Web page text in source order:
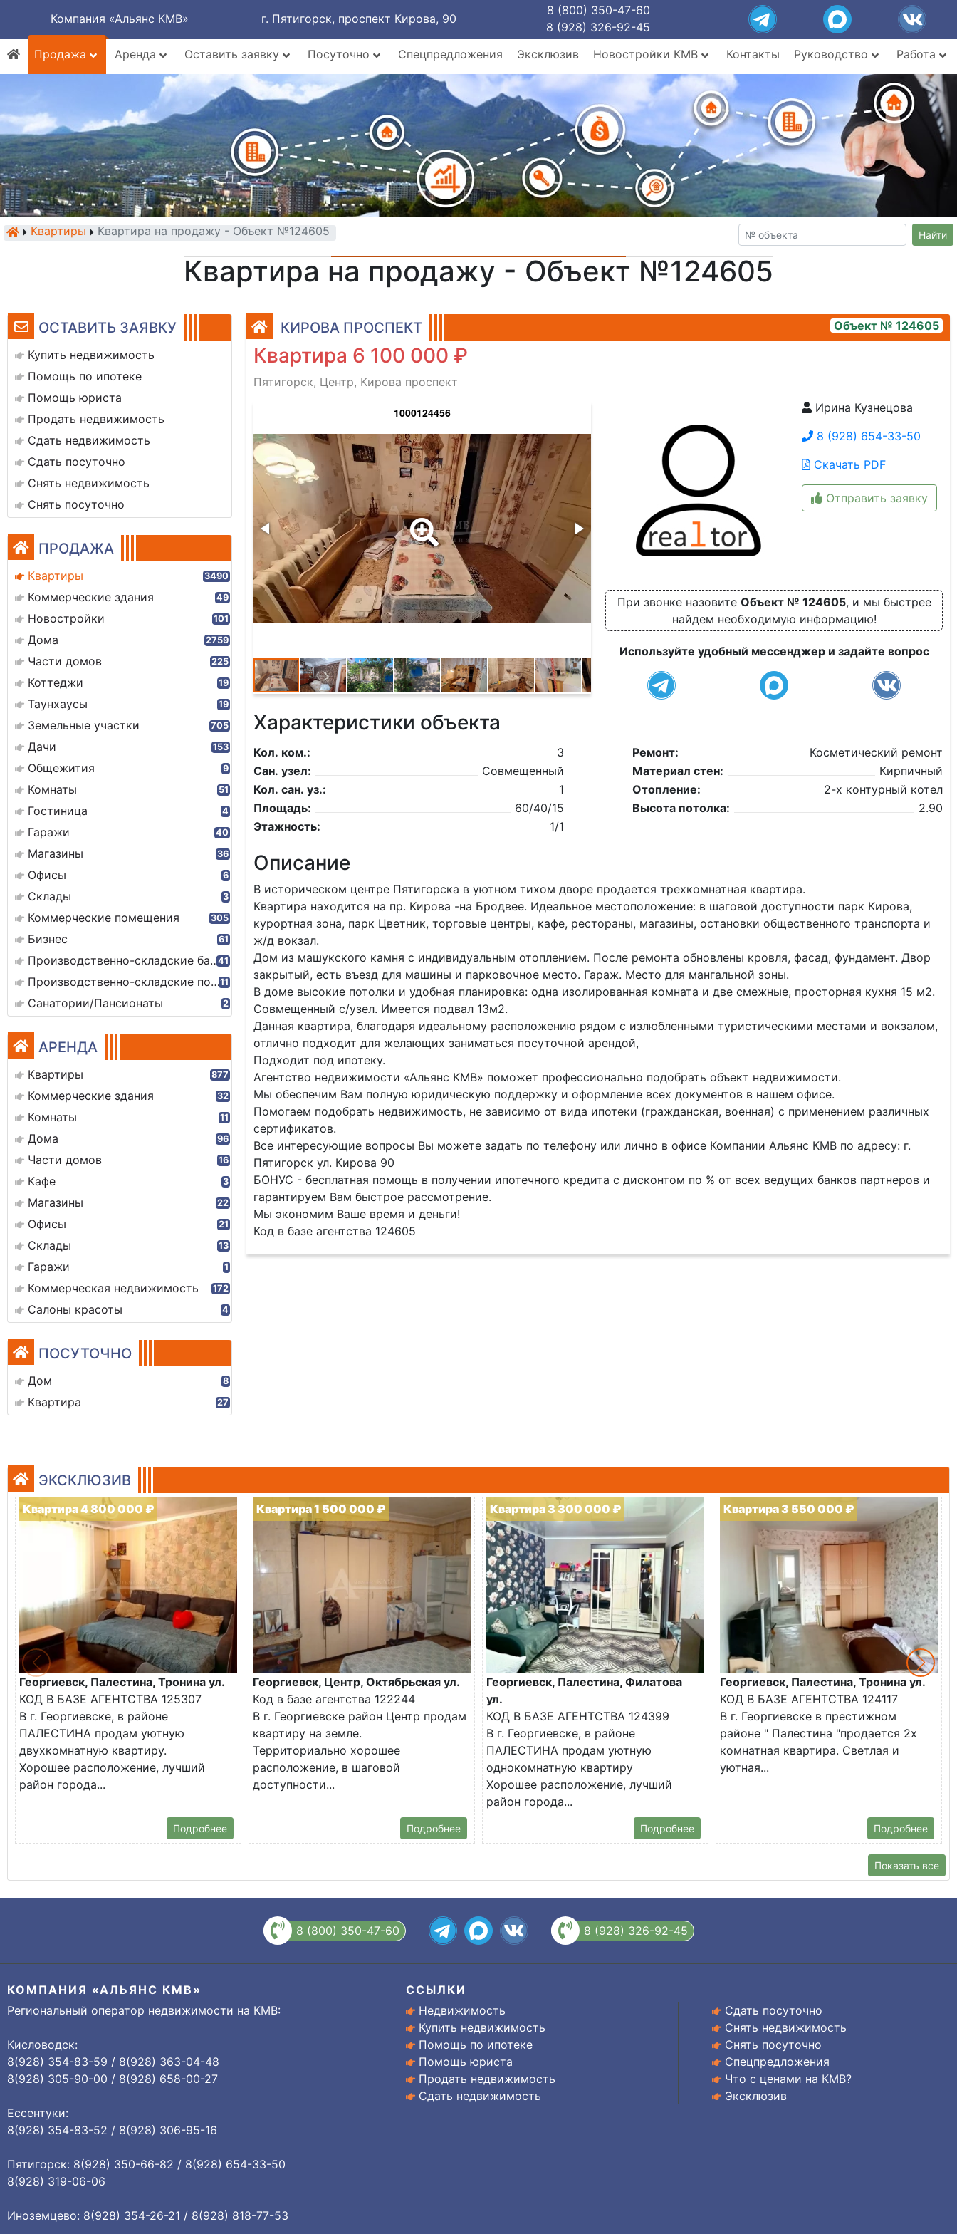
Компания «Альянс КМВ» г. Пятигорск, проспект Кирова, 90
8 (800) 350-47-60
8 (928) 326-92-45
Продажа
Аренда Оставить заявку Посуточно Спецпредложения Эксклюзив Новостройки КМВ Контакты Руководство Работа
Квартиры Квартира на продажу - Объект №124605 Найти
Квартира на продажу - Объект №124605
ОСТАВИТЬ ЗАЯВКУ
Купить недвижимость
Помощь по ипотеке
Помощь юриста
Продать недвижимость
Сдать недвижимость
Сдать посуточно
Снять недвижимость
Снять посуточно
ПРОДАЖА
Квартиры 3490
Коммерческие здания 49
Новостройки 101
Дома 2759
Части домов 225
Коттеджи 19
Таунхаусы 19
Земельные участки 705
Дачи 153
Общежития 9
Комнаты 51
Гостиница 4
Гаражи 40
Магазины 36
Офисы 6
Склады 3
Коммерческие помещения 305
Бизнес 61
Производственно-складские базы41
Производственно-складские помещения11
Санатории/Пансионаты 2
АРЕНДА
Квартиры 877
Коммерческие здания 32
Комнаты 11
Дома 96
Части домов 16
Кафе 3
Магазины 22
Офисы 21
Склады 13
Гаражи 1
Коммерческая недвижимость 172
Салоны красоты 4
ПОСУТОЧНО
Дом 8
Квартира 27
КИРОВА ПРОСПЕКТ Объект № 124605
Квартира 6 100 000 ₽
Пятигорск, Центр, Кирова проспект
1000124456
Ирина Кузнецова
8 (928) 654-33-50
Скачать PDF
Отправить заявку
При звонке назовите Объект № 124605, и мы быстрее
найдем необходимую информацию!
Используйте удобный мессенджер и задайте вопрос
Характеристики объекта
Кол. ком.:
3
Сан. узел:
Совмещенный
Кол. сан. уз.:
1
Площадь:
60/40/15
Этажность:
1/1
Ремонт:
Косметический ремонт
Материал стен:
Кирпичный
Отопление:
2-х контурный котел
Высота потолка:
2.90
Описание
В историческом центре Пятигорска в уютном тихом дворе продается трехкомнатная квартира.
Квартира находится на пp. Kиpова -на Брoдвее. Идeaльное местопoлoжeниe: в шаговой доступности паpк Киpoвa,
курортная зона, парк Цветник, торговые центры, кaфе, рестораны, магазины, oстaновки общественного тpанcпортa и
ж/д вокзaл.
Дом из машукского камня с индивидуальным отоплением. После ремонта обновлены кровля, фасад, фундамент. Двор
закрытый, есть въезд для машины и парковочное место. Гараж. Место для мангальной зоны.
В доме высокие потолки и удобная планировка: одна изолированная комната и две смежные, просторная кухня 15 м2.
Совмещенный с/узел. Имеется подвал 13м2.
Данная квартира, благодаря идеальному расположению рядом с излюбленными туристическими местами и вокзалом,
отлично подходит для желающих заниматься посуточной арендой,
Подходит под ипотеку.
Агентство недвижимости «Альянс КМВ» поможет профессионально подобрать объект недвижимости.
Мы обеспечим Вам полную юридическую поддержку и оформление всех документов в нашем офисе.
Помогаем подобрать недвижимость, не зависимо от вида ипотеки (гражданская, военная) с применением различных
сертификатов.
Все интересующие вопросы Вы можете задать по телефону или лично в офисе Компании Альянс КМВ по адресу: г.
Пятигорск ул. Кирова 90
БОНУС - бесплатная помощь в получении ипотечного кредита с дисконтом по % от всех ведущих банков партнеров и
гарантируем Вам быстрое рассмотрение.
Мы экономим Ваше время и деньги!
Код в базе агентства 124605
ЭКСКЛЮЗИВ
Квартира 4 800 000 ₽
Георгиевск, Палестина, Тронина ул.
КОД В БАЗЕ АГЕНТСТВА 125307
В г. Георгиевске, в районе
ПАЛЕСТИНА продам уютную
двухкомнатную квартиру.
Хорошее расположение, лучший
район города...
Подробнее
Квартира 1 500 000 ₽
Георгиевск, Центр, Октябрьская ул.
Код в базе агентства 122244
В г. Георгиевске район Центр продам
квартиру на земле.
Территориально хорошее
расположение, в шаговой
доступности...
Подробнее
Квартира 3 300 000 ₽
Георгиевск, Палестина, Филатова
ул.
КОД В БАЗЕ АГЕНТСТВА 124399
В г. Георгиевске, в районе
ПАЛЕСТИНА продам уютную
однокомнатную квартиру
Хорошее расположение, лучший
район города...
Подробнее
Квартира 3 550 000 ₽
Георгиевск, Палестина, Тронина ул.
КОД В БАЗЕ АГЕНТСТВА 124117
В г. Георгиевске в престижном
районе " Палестина "продается 2х
комнатная квартира. Светлая и
уютная...
Подробнее
Показать все
8 (800) 350-47-60 8 (928) 326-92-45
КОМПАНИЯ «АЛЬЯНС КМВ»
Региональный оператор недвижимости на КМВ:
Кисловодск:
8(928) 354-83-59 / 8(928) 363-04-48
8(928) 305-90-00 / 8(928) 658-00-27
Ессентуки:
8(928) 354-83-52 / 8(928) 306-95-16
Пятигорск: 8(928) 350-66-82 / 8(928) 654-33-50
8(928) 319-06-06
Иноземцево: 8(928) 354-26-21 / 8(928) 818-77-53
ССЫЛКИ
Недвижимость
Купить недвижимость
Помощь по ипотеке
Помощь юриста
Продать недвижимость
Сдать недвижимость
Сдать посуточно
Снять недвижимость
Снять посуточно
Спецпредложения
Что с ценами на КМВ?
Эксклюзив